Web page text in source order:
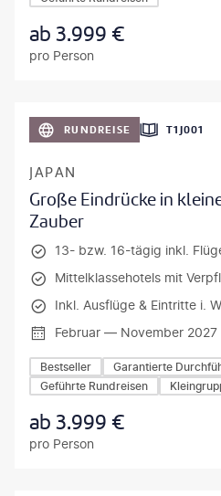
ab3.999 €
pro Person
RUNDREISE T1J001
JAPAN
Große Eindrücke in
Zauber
13- bzw. 16-tägig inkl.
Mittelklassehotels mit
Inkl. Ausflüge & Eintritte i.
Februar — November 2027
Bestseller
Garantierte
Geführte Rundreisen
ab3.999 €
pro Person